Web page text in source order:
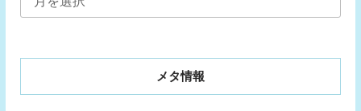
ー
メタ情報